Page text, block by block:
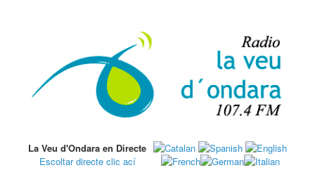
La Veu d'Ondara en Directe
Escoltar directe clic ací